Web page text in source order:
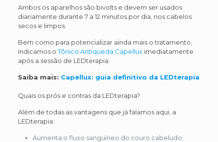
Ambos os aparelhos são bivolts e devem ser usados
diariamente durante 7 a 12 minutos por dia, nos cabelos
secos e limpos.
Bem como para potencializar ainda mais o tratamento,
indicamos oTônico Antiqueda Capelluximediatamente
após a sessão de LEDterapia.
Saiba mais: Capellux: guia definitivo da LEDterapia
Quais os prós e contras da LEDterapia?
Além de todas as vantagens que já falamos aqui, a
LEDterapia:
Aumenta o fluxo sanguíneo do couro cabeludo;